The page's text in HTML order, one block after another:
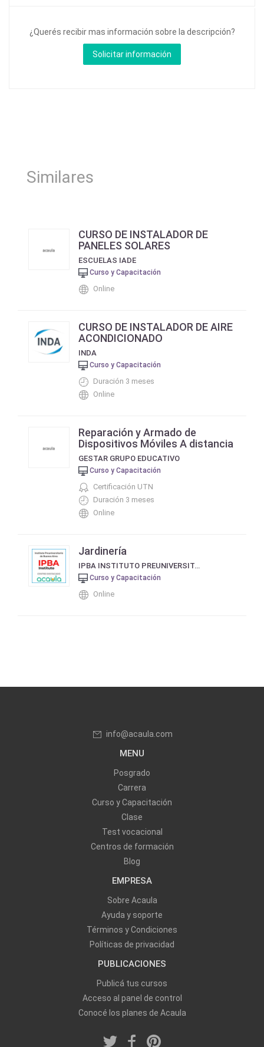
¿Querés recibir mas información sobre la descripción?
Similares
CURSO DE INSTALADOR DE
PANELES SOLARES
ESCUELAS IADE
Curso y Capacitación
Online
CURSO DE INSTALADOR DE AIRE
ACONDICIONADO
INDA
Curso y Capacitación
Duración 3 meses
Online
Reparación y Armado de
Dispositivos Móviles A distancia
GESTAR GRUPO EDUCATIVO
Curso y Capacitación
Certificación UTN
Duración 3 meses
Online
Jardinería
IPBA INSTITUTO PREUNIVERSITARIO DE BUENOS AIRES
Curso y Capacitación
Online
info@acaula.com
MENU
Posgrado
Carrera
Curso y Capacitación
Clase
Test vocacional
Centros de formación
Blog
EMPRESA
Sobre Acaula
Ayuda y soporte
Términos y Condiciones
Políticas de privacidad
PUBLICACIONES
Publicá tus cursos
Acceso al panel de control
Conocé los planes de Acaula